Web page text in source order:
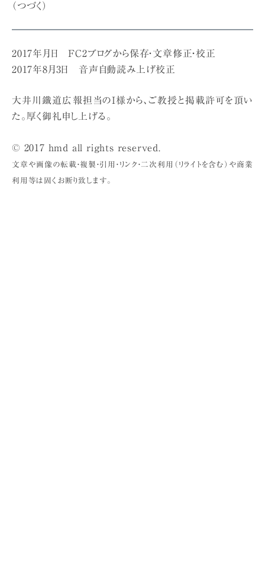
（つづく）
2017年月日 FC2ブログから保存・文章修正・校正
2017年8月3日 音声自動読み上げ校正
大井川鐵道広報担当のI様から、ご教授と掲載許可を頂い
た。厚く御礼申し上げる。
© 2017 hmd all rights reserved.
文章や画像の転載・複製・引用・リンク・二次利用（リライトを含む）や商業
利用等は固くお断り致します。